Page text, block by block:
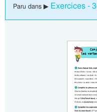
Paru dans ▶ Exercices -